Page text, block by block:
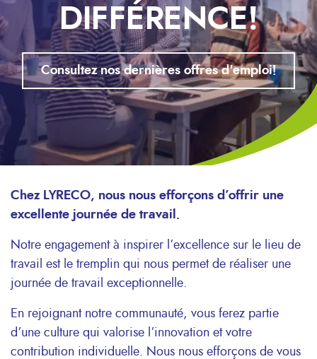
DIFFÉRENCE!
Consultez nos dernières offres d'emploi!
Chez LYRECO, nous nous efforçons d’offrir une
excellente journée de travail.
Notre engagement à inspirer l’excellence sur le lieu de
travail est le tremplin qui nous permet de réaliser une
journée de travail exceptionnelle.
En rejoignant notre communauté, vous ferez partie
d’une culture qui valorise l’innovation et votre
contribution individuelle. Nous nous efforçons de vous